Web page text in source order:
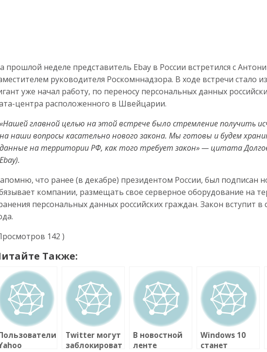
прошлой неделе представитель Ebay в России встретился с
руководителя Роскомннадзора. В ходе встречи стало
уже начал работу, по переносу персональных данных
центра расположенного в Швейцарии.
«Нашей главной целью на этой встрече было стремление получить
на наши вопросы касательно нового закона. Мы готовы и будем
данные на территории РФ, как того требует закон» — цитата
Ebay).
что ранее (в декабре) президентом России, был подписан
компании, размещать свое серверное оборудование на
персональных данных российских граждан. Закон вступит в
142 )
Также:
Twitter могут
заблокироват
В новостной
ленте
Windows 10
станет